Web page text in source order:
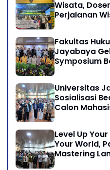
Wisata,
Perjalanan
Sukamandi
Subang,
Fakultas
Jayabaya
Symposium
Universitas
Sosialisasi
Calon
Level Up
Your World,
Mastering